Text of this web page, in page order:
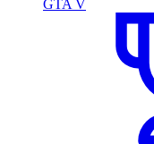
GTA V